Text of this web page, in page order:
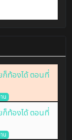
ก็ท้องได้ ตอนที่
น
ก็ท้องได้ ตอนที่
น